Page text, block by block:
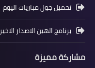
تحميل جول مباريات اليوم
برنامج الهين الاصدار الاخير Hein 5.5
مشاركة مميزة